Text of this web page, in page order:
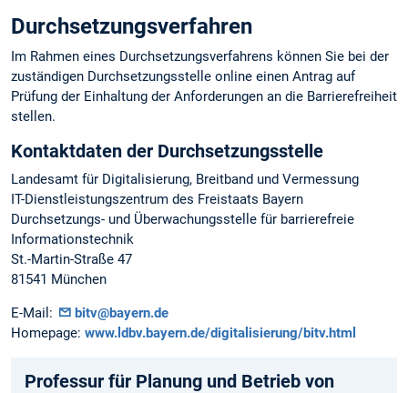
Durchsetzungsverfahren
Im Rahmen eines Durchsetzungsverfahrens können Sie bei der
zuständigen Durchsetzungsstelle online einen Antrag auf
Prüfung der Einhaltung der Anforderungen an die Barrierefreiheit
stellen.
Kontaktdaten der Durchsetzungsstelle
Landesamt für Digitalisierung, Breitband und Vermessung
IT-Dienstleistungszentrum des Freistaats Bayern
Durchsetzungs- und Überwachungsstelle für barrierefreie
Informationstechnik
St.-Martin-Straße 47
81541 München
E-Mail:
bitv@bayern.de
Homepage: www.ldbv.bayern.de/digitalisierung/bitv.html
Professur für Planung und Betrieb von